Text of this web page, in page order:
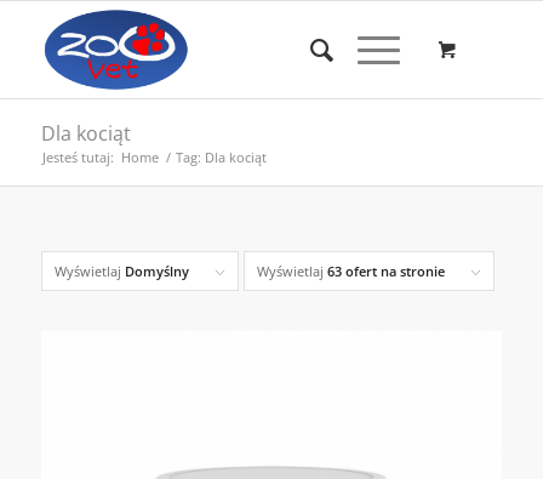
Dla kociąt
Jesteś tutaj: Home / Tag: Dla kociąt
Wyświetlaj Domyślny Wyświetlaj 63 ofert na stronie